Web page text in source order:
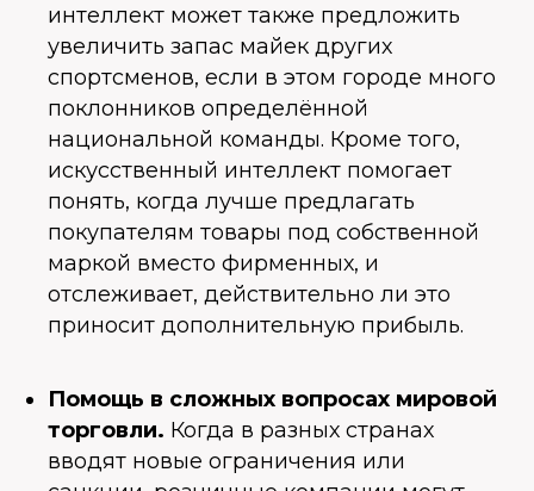
интеллект может также предложить
увеличить запас майек других
спортсменов, если в этом городе много
поклонников определённой
национальной команды. Кроме того,
искусственный интеллект помогает
понять, когда лучше предлагать
покупателям товары под собственной
маркой вместо фирменных, и
отслеживает, действительно ли это
приносит дополнительную прибыль.
Помощь в сложных вопросах мировой
торговли. Когда в разных странах
вводят новые ограничения или